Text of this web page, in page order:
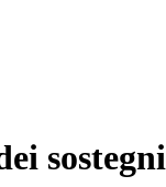
sostegni